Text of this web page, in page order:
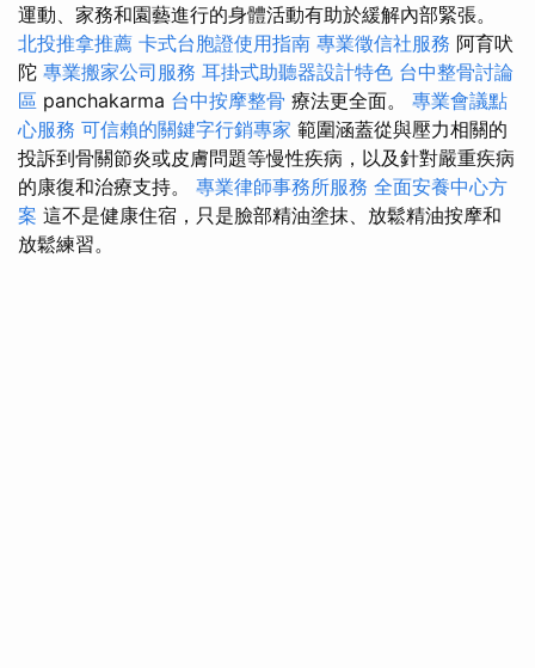
運動、家務和園藝進行的身體活動有助於緩解內部緊張。
北投推拿推薦 卡式台胞證使用指南 專業徵信社服務 阿育吠
陀 專業搬家公司服務 耳掛式助聽器設計特色 台中整骨討論
區 panchakarma 台中按摩整骨 療法更全面。 專業會議點
心服務 可信賴的關鍵字行銷專家 範圍涵蓋從與壓力相關的
投訴到骨關節炎或皮膚問題等慢性疾病，以及針對嚴重疾病
的康復和治療支持。 專業律師事務所服務 全面安養中心方
案 這不是健康住宿，只是臉部精油塗抹、放鬆精油按摩和
放鬆練習。